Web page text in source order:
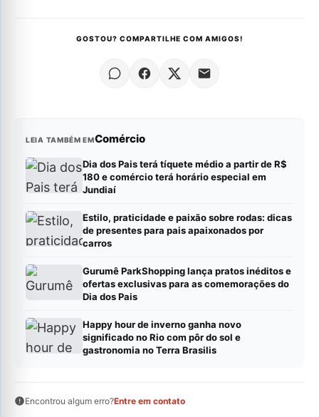
GOSTOU? COMPARTILHE COM AMIGOS!
LEIA TAMBÉM EMComércio
Dia dos Pais terá tíquete médio a partir de R$
180 e comércio terá horário especial em
Jundiaí
Estilo, praticidade e paixão sobre rodas: dicas
de presentes para pais apaixonados por
carros
Gurumê ParkShopping lança pratos inéditos e
ofertas exclusivas para as comemorações do
Dia dos Pais
Happy hour de inverno ganha novo
significado no Rio com pôr do sol e
gastronomia no Terra Brasilis
Encontrou algum erro?Entre em contato